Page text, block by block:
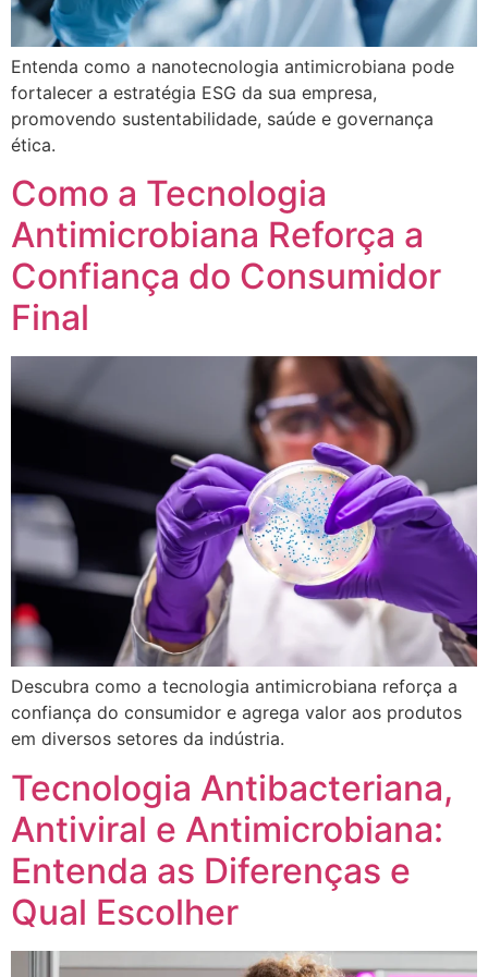
Entenda como a nanotecnologia antimicrobiana pode
fortalecer a estratégia ESG da sua empresa,
promovendo sustentabilidade, saúde e governança
ética.
Como a Tecnologia
Antimicrobiana Reforça a
Confiança do Consumidor
Final
Descubra como a tecnologia antimicrobiana reforça a
confiança do consumidor e agrega valor aos produtos
em diversos setores da indústria.
Tecnologia Antibacteriana,
Antiviral e Antimicrobiana:
Entenda as Diferenças e
Qual Escolher